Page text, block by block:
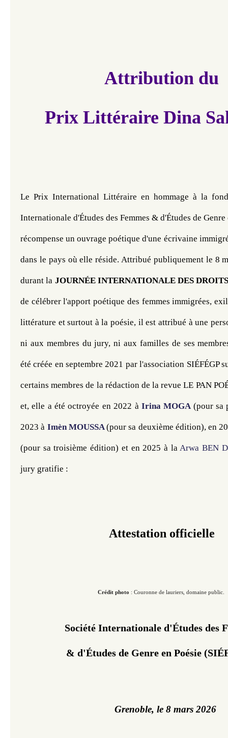
Attribution du
Prix Littéraire Dina
Le Prix International Littéraire en hommage à la
Internationale d'Études des Femmes & d'Études de Genre
récompense un ouvrage poétique d'une écrivaine
dans le pays où elle réside. Attribué publiquement le 8
durant la JOURNÉE INTERNATIONALE DES
de célébrer l'apport poétique des femmes immigrées,
littérature et surtout à la poésie, il est attribué à une
ni aux membres du jury, ni aux familles de ses
été créée en septembre 2021 par l'association SIÉFÉGP
certains membres de la rédaction de la revue LE PAN
et, elle a été octroyée en 2022 à Irina MOGA (pour sa
2023 à Imèn MOUSSA (pour sa deuxième édition), en
(pour sa troisième édition) et en 2025 à la Arwa BEN
jury gratifie :
Attestation officielle
Crédit photo : Couronne de lauriers, domaine public.
Société Internationale d'Études des
& d'Études de Genre en Poésie
Grenoble, le 8 mars 2026